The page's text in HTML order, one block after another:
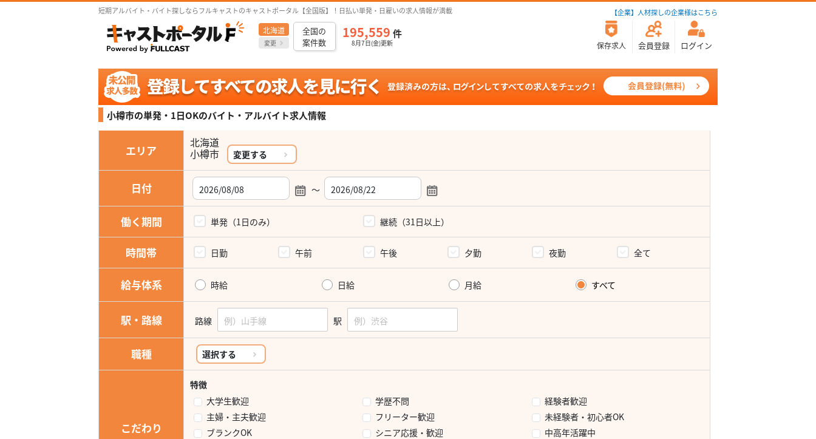
短期アルバイト・バイト探しならフルキャストのキャストポータル【全国版】！日払い単発・日雇いの求人情報が満載 【企業】人材探しの企業様はこちら
北海道
変更
全国の
案件数
195,559 件
8月7日(金)更新 保存求人 会員登録 ログイン
小樽市の単発・1日OKのバイト・アルバイト求人情報
エリア
北海道
小樽市 変更する
日付 ～
働く期間 単発（1日のみ） 継続（31日以上）
時間帯 日勤 午前 午後 夕勤 夜勤 全て
給与体系 時給 日給 月給 すべて
駅・路線 路線 駅
職種 選択する
こだわり
特徴
大学生歓迎
学歴不問
経験者歓迎
主婦・主夫歓迎
フリーター歓迎
未経験者・初心者OK
ブランクOK
シニア応援・歓迎
中高年活躍中